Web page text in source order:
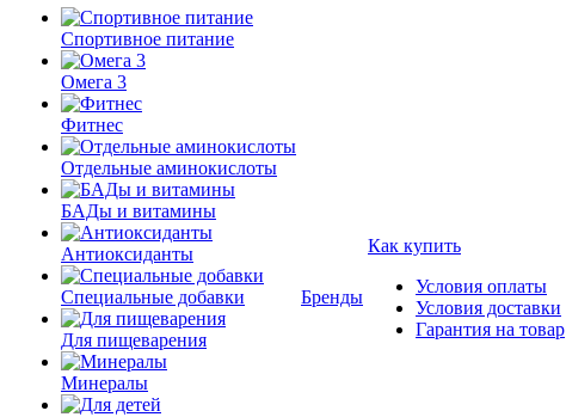
Спортивное питание
Омега 3
Фитнес
Отдельные аминокислоты
БАДы и витамины
Антиоксиданты
Специальные добавки
Для пищеварения
Минералы
Бренды
Как купить
Условия оплаты
Условия доставки
Гарантия на товар